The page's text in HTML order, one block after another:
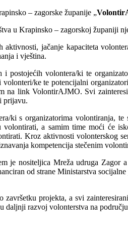
– zagorske županije „
u Krapinsko – zagorskoj županiji
jačanje kapaciteta
i vještina.
i postojećih volontera/ki te
ke te potencijalni
na link VolontirAJMO. Svi
prijavu.
ki s organizatorima volontiranja,
a samim time moći će
Kroz aktivnosti volonterskog
kompetencija stečenim
je nositeljica Mreža udruga
od strane Ministarstva
projekta, a svi
daljnji razvoj volonterstva na